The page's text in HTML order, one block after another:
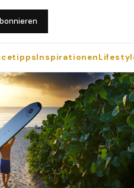
Inspirationen